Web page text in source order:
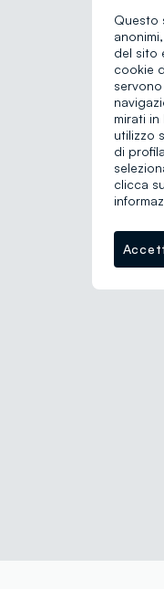
Questo
del sito
cookie
mirati
utilizzo
di
clicca